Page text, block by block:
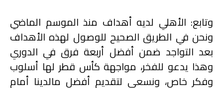
وتابع: الأهلي لديه أهداف منذ الموسم الماضي
ونحن في الطريق الصحيح للوصول لهذه الأهداف
بعد التواجد ضمن أفضل أربعة فرق في الدوري
وهذا يدعو للفخر، مواجهة كأس قطر لها أسلوب
وفكر خاص، ونسعى لتقديم أفضل مالدينا أمام